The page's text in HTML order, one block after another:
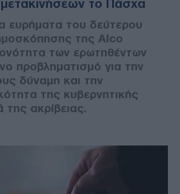
το Πάσχα
ευρήματα του δεύτερου
της Alco
των ερωτηθέντων
προβληματισμό για την
δύναμη και την
της κυβερνητικής
της ακρίβειας.